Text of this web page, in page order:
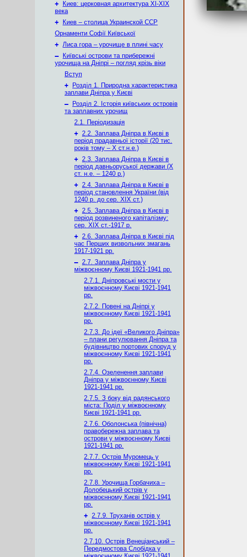
+
Киев: церковная архитектура XI-XIX
века
+
Киев – столица Украинской ССР
Орнаменти Софії Київської
+ Лиса гора – урочище в плині часу
–
Київські острови та прибережні
урочища на Дніпрі – погляд крізь віки
Вступ
+
Розділ 1. Природна характеристика
заплави Дніпра у Києві
–
Розділ 2. Історія київських островів
та заплавних урочищ
2.1. Періодизація
+ 2.2. Заплава Дніпра в Києві в
період прадавньої історії (20 тис.
років тому – X ст.н.е.)
+ 2.3. Заплава Дніпра в Києві в
період давньоруської держави (Х
ст. н.е. – 1240 р.)
+ 2.4. Заплава Дніпра в Києві в
період становлення України (від
1240 р. до сер. ХІХ ст.)
+ 2.5. Заплава Дніпра в Києві в
період розвиненого капіталізму:
сер. ХІХ ст.-1917 р.
+ 2.6. Заплава Дніпра в Києві під
час Перших визвольних змагань
1917-1921 рр.
– 2.7. Заплава Дніпра у
міжвоєнному Києві 1921-1941 рр.
2.7.1. Дніпровські мости у
міжвоєнному Києві 1921-1941
рр.
2.7.2. Повені на Дніпрі у
міжвоєнному Києві 1921-1941
рр.
2.7.3. До ідеї «Великого Дніпра»
– плани регулювання Дніпра та
будівництво портових споруд у
міжвоєнному Києві 1921-1941
рр.
2.7.4. Озеленення заплави
Дніпра у міжвоєнному Києві
1921-1941 рр.
2.7.5. З боку від радянського
міста: Поділ у міжвоєнному
Києві 1921-1941 рр.
2.7.6. Оболонська (північна)
правобережна заплава та
острови у міжвоєнному Києві
1921-1941 рр.
2.7.7. Острів Муромець у
міжвоєнному Києві 1921-1941
рр.
2.7.8. Урочища Горбачиха –
Долобецький острів у
міжвоєнному Києві 1921-1941
рр.
+ 2.7.9. Труханів острів у
міжвоєнному Києві 1921-1941
рр.
2.7.10. Острів Венеціанський –
Передмостова Слобідка у